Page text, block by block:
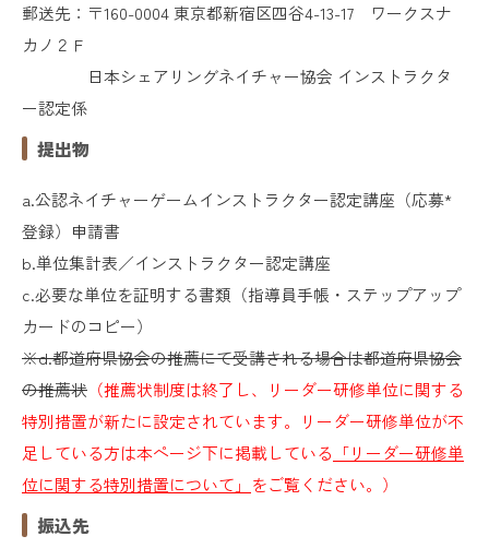
郵送先：〒160-0004 東京都新宿区四谷4-13-17 ワークスナ
カノ２Ｆ
日本シェアリングネイチャー協会 インストラクタ
ー認定係
提出物
a.公認ネイチャーゲームインストラクター認定講座（応募*
登録）申請書
b.単位集計表／インストラクター認定講座
c.必要な単位を証明する書類（指導員手帳・ステップアップ
カードのコピー）
※d.都道府県協会の推薦にて受講される場合は都道府県協会
の推薦状 （推薦状制度は終了し、リーダー研修単位に関する
特別措置が新たに設定されています。リーダー研修単位が不
足している方は本ページ下に掲載している 「リーダー研修単
位に関する特別措置について」 をご覧ください。）
振込先